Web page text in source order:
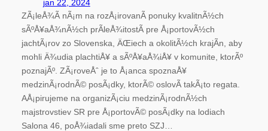
jan 22, 2024
ZÃ¡leÅ¾Ã­ nÃ¡m na rozÅ¡irovanÃ­ ponuky kvalitnÃ½ch
sÃºÅ¥aÅ¾nÃ½ch prÃ­leÅ¾itostÃ­ pre Å¡portovÃ½ch
jachtÃ¡rov zo Slovenska, ÄŒiech a okolitÃ½ch krajÃ­n, aby
mohli Ä¾udia plachtiÅ¥ a sÃºÅ¥aÅ¾iÅ¥ v komunite, ktorÃº
poznajÃº. ZÃ¡roveÅˆ je to Å¡anca spoznaÅ¥
medzinÃ¡rodnÃ© posÃ¡dky, ktorÃ© oslovÃ­ takÃ¡to regata.
AÅ¡pirujeme na organizÃ¡ciu medzinÃ¡rodnÃ½ch
majstrovstiev SR pre Å¡portovÃ© posÃ¡dky na lodiach
Salona 46, poÅ¾iadali sme preto SZJ…